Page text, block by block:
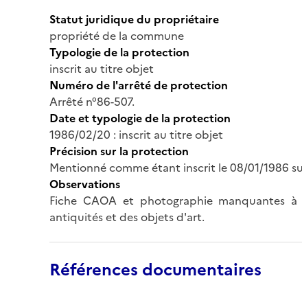
Statut juridique du propriétaire
propriété de la commune
Typologie de la protection
inscrit au titre objet
Numéro de l'arrêté de protection
Arrêté n°86-507.
Date et typologie de la protection
1986/02/20 : inscrit au titre objet
Précision sur la protection
Mentionné comme étant inscrit le 08/01/1986
Observations
Fiche CAOA et photographie manquantes
antiquités et des objets d'art.
Références documentaires